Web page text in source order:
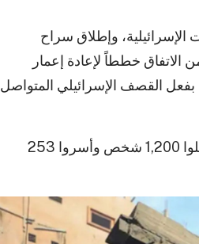
الإسرائيلية، وإطلاق سراح
الاتفاق خططاً لإعادة إعمار
من المباني وتضررت بفعل القصف الإسرائيلي المتواصل
بدأت أحدث المواجهات عندما اقتحم مقاتلو حماس جنوب إسرائيل، وقتلوا 1,200 شخص وأسروا 253